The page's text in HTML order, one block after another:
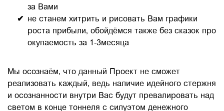
за Вами
не станем хитрить и рисовать Вам графики
роста прибыли, обойдёмся также без сказок про
окупаемость за 1-3месяца
Мы осознаём, что данный Проект не сможет
реализовать каждый, ведь наличие идейного стержня
и осознанности внутри Вас будут превалировать над
светом в конце тоннеля с силуэтом денежного